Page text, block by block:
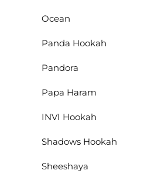
Ocean
Panda Hookah
Pandora
Papa Haram
INVI Hookah
Shadows Hookah
Sheeshaya